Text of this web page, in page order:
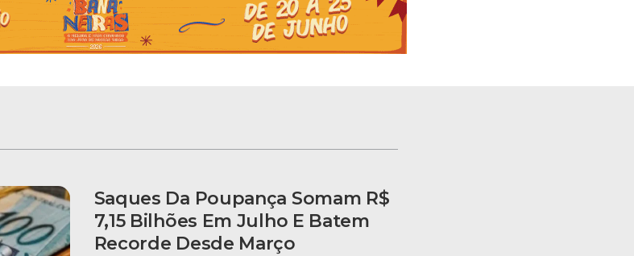
Saques Da Poupança Somam R$
7,15 Bilhões Em Julho E Batem
Recorde Desde Março